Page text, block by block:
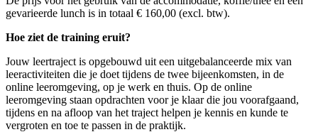
gevarieerde lunch is in totaal € 160,00 (excl. btw).
Hoe ziet de training eruit?
Jouw leertraject is opgebouwd uit een uitgebalanceerde mix van
leeractiviteiten die je doet tijdens de twee bijeenkomsten, in de
online leeromgeving, op je werk en thuis. Op de online
leeromgeving staan opdrachten voor je klaar die jou voorafgaand,
tijdens en na afloop van het traject helpen je kennis en kunde te
vergroten en toe te passen in de praktijk.